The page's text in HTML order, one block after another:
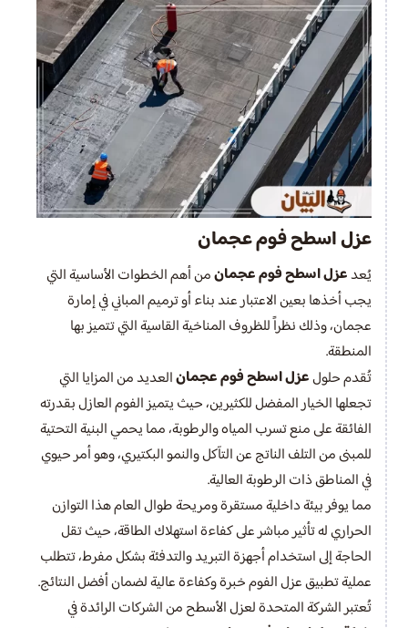
عزل اسطح فوم عجمان
يُعدعزل اسطح فوم عجمانمن أهم الخطوات الأساسية التي
يجب أخذها بعين الاعتبار عند بناء أو ترميم المباني في إمارة
عجمان، وذلك نظراً للظروف المناخية القاسية التي تتميز بها
المنطقة.
تُقدم حلولعزل اسطح فوم عجمانالعديد من المزايا التي
تجعلها الخيار المفضل للكثيرين، حيث يتميز الفوم العازل بقدرته
الفائقة على منع تسرب المياه والرطوبة، مما يحمي البنية التحتية
للمبنى من التلف الناتج عن التآكل والنمو البكتيري، وهو أمر حيوي
في المناطق ذات الرطوبة العالية.
مما يوفر بيئة داخلية مستقرة ومريحة طوال العام هذا التوازن
الحراري له تأثير مباشر على كفاءة استهلاك الطاقة، حيث تقل
الحاجة إلى استخدام أجهزة التبريد والتدفئة بشكل مفرط، تتطلب
عملية تطبيق عزل الفوم خبرة وكفاءة عالية لضمان أفضل النتائج.
تُعتبر الشركة المتحدة لعزل الأسطح من الشركات الرائدة في